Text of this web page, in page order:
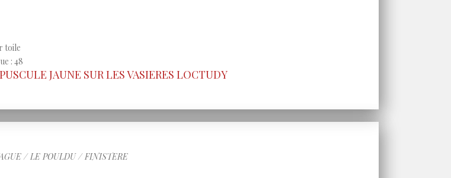
toile
: 48
JAUNE SUR LES VASIERES LOCTUDY
/ LE POULDU / FINISTERE